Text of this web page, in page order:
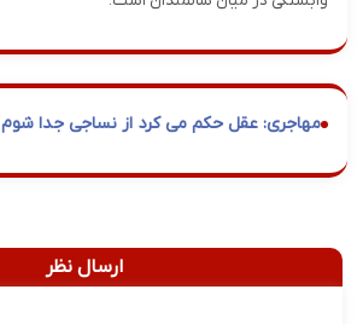
مهاجری: عقل حکم می کرد از نساجی جدا شوم
ارسال نظر